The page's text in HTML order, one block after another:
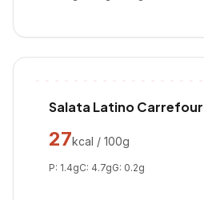
Salata Latino Carrefour
27kcal / 100g
P: 1.4gC: 4.7gG: 0.2g